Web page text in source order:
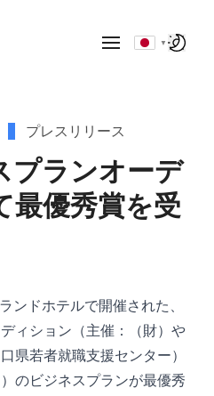
▼
プレスリリース
プランオーデ
最優秀賞を受
ンドホテルで開催された、
ィション（主催：（財）や
県若者就職支援センター）
のビジネスプランが最優秀